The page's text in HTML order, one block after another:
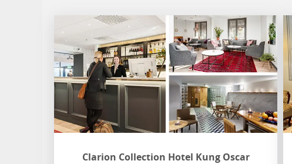
Clarion Collection Hotel Kung Oscar